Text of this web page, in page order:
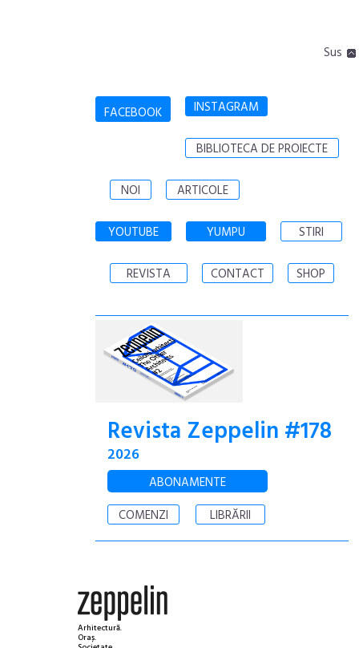
Sus
FACEBOOK INSTAGRAM
BIBLIOTECA DE PROIECTE
NOI ARTICOLE
YOUTUBE YUMPU STIRI
REVISTA CONTACT SHOP
Revista Zeppelin #178
2026
ABONAMENTE
COMENZI
LIBRĂRII
Arhitectură.
Oraș.